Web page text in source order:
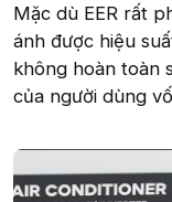
Mặc dù EER rất
ánh được hiệu
không hoàn toàn
của người dùng